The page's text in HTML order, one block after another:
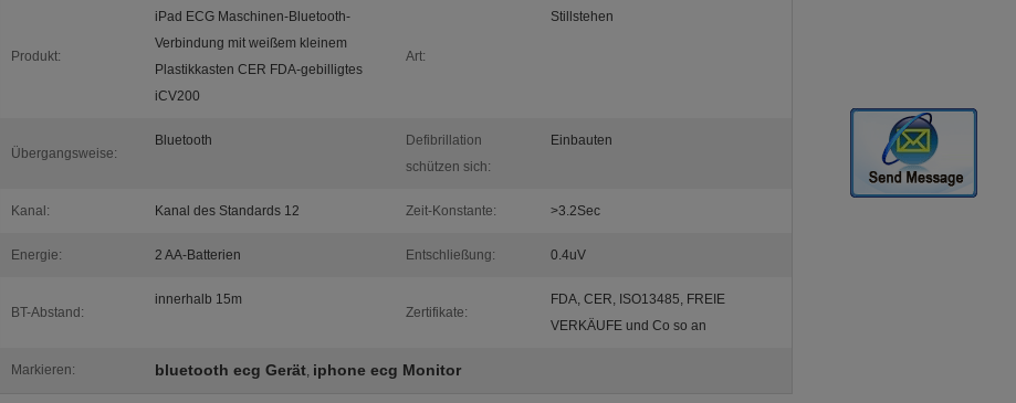
Produkt:
iPad ECG Maschinen-Bluetooth-
Verbindung mit weißem kleinem
Plastikkasten CER FDA-gebilligtes
iCV200
Art:
Stillstehen
Übergangsweise:
Bluetooth
Defibrillation
schützen sich:
Einbauten
Kanal: Kanal des Standards 12 Zeit-Konstante: >3.2Sec
Energie: 2 AA-Batterien Entschließung: 0.4uV
BT-Abstand:
innerhalb 15m
Zertifikate:
FDA, CER, ISO13485, FREIE
VERKÄUFE und Co so an
Markieren: bluetooth ecg Gerät, iphone ecg Monitor